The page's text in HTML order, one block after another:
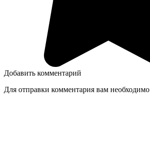
Добавить комментарий
Для отправки комментария вам необходимо